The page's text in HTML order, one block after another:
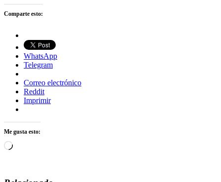
Comparte esto:
WhatsApp
Telegram
Correo electrónico
Reddit
Imprimir
Me gusta esto:
Cargando...